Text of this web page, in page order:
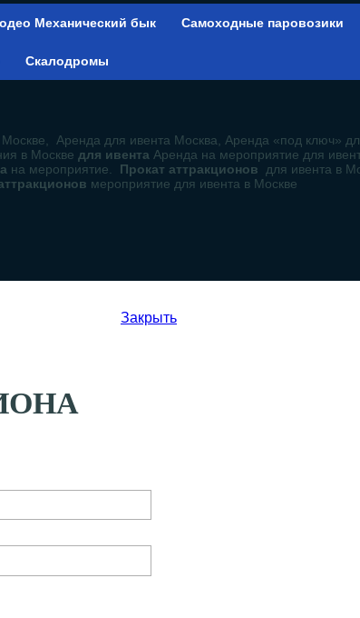
Механический бык Самоходные паровозики
Скалодромы
Москве, Аренда для ивента Москва, Аренда «под ключ»
в Москве для ивента Аренда на мероприятие для
на мероприятие. Прокат аттракционов для ивента в
мероприятие для ивента в Москве
Закрыть